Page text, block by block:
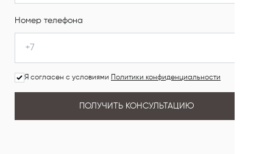
Номер телефона
Я согласен с условиями Политики конфиденциальности
ПОЛУЧИТЬ КОНСУЛЬТАЦИЮ